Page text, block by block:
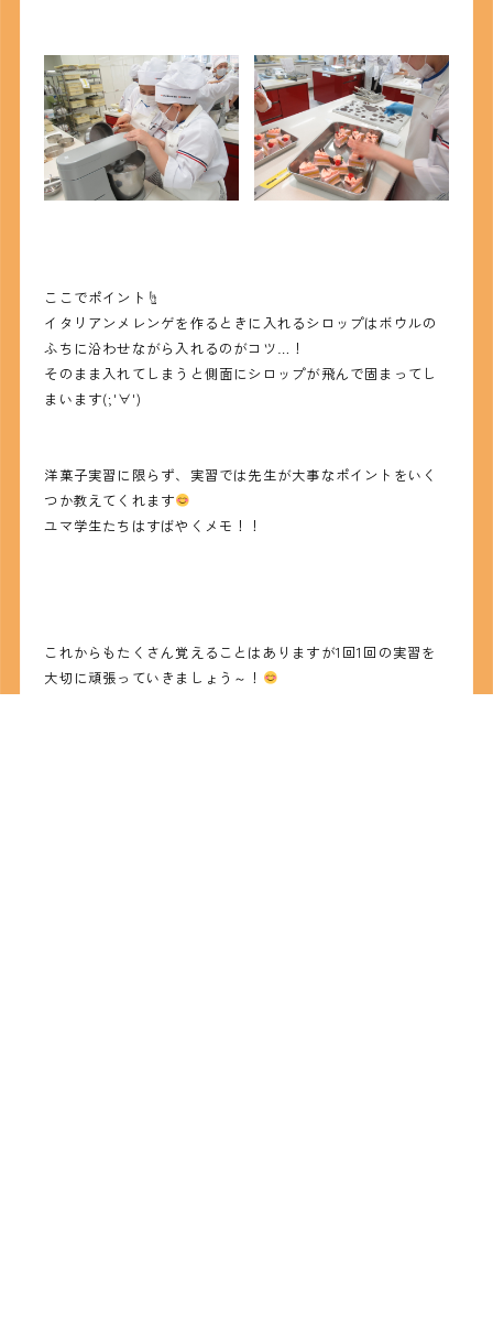
ここでポイント☝
イタリアンメレンゲを作るときに入れるシロップはボウルの
ふちに沿わせながら入れるのがコツ…！
そのまま入れてしまうと側面にシロップが飛んで固まってし
まいます(;'∀')
洋菓子実習に限らず、実習では先生が大事なポイントをいく
つか教えてくれます
ユマ学生たちはすばやくメモ！！
これからもたくさん覚えることはありますが1回1回の実習を
大切に頑張っていきましょう～！